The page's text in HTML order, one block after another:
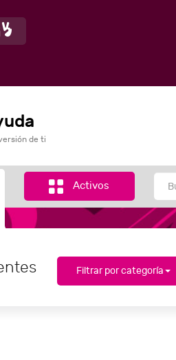
de ti
Activos
Filtrar por categoría